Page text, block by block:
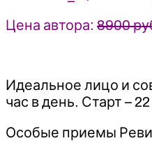
Цена автора: 8900
Идеальное лицо и
час в день. Старт –
Особые приемы